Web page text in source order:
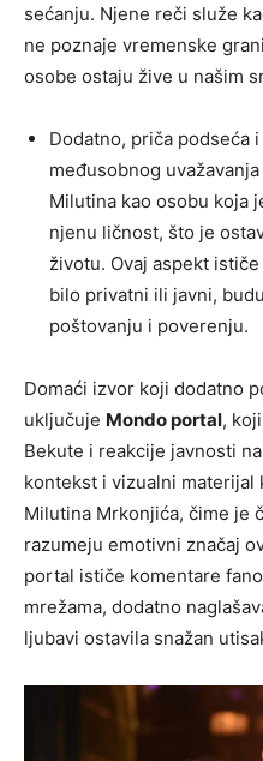
sećanju. Njene reči služe
ne poznaje vremenske
osobe ostaju žive u našim
Dodatno, priča podseća
međusobnog
Milutina kao osobu koja
njenu ličnost, što je
životu. Ovaj aspekt
bilo privatni ili javni,
poštovanju i poverenju.
Domaći izvor koji dodatno
uključuje Mondo portal,
Bekute i reakcije javnosti
kontekst i vizualni
Milutina Mrkonjića, čime je
razumeju emotivni značaj
portal ističe komentare
mrežama, dodatno
ljubavi ostavila snažan